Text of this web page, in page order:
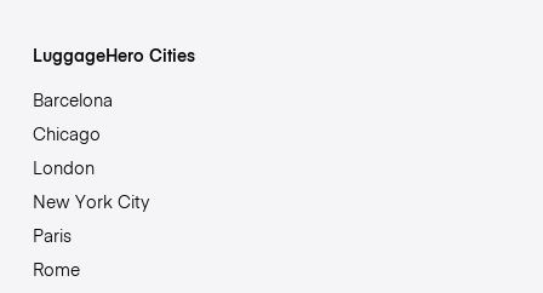
LuggageHero Cities
Barcelona
Chicago
London
New York City
Paris
Rome